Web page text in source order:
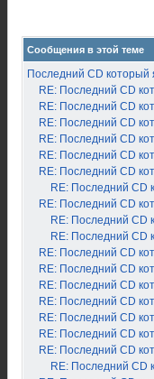
Сообщения в этой теме
Последний CD который
RE: Последний CD
RE: Последний CD
RE: Последний CD
RE: Последний CD
RE: Последний CD
RE: Последний CD
RE: Последний CD
RE: Последний CD
RE: Последний CD
RE: Последний CD
RE: Последний CD
RE: Последний CD
RE: Последний CD
RE: Последний CD
RE: Последний CD
RE: Последний CD
RE: Последний CD
RE: Последний CD